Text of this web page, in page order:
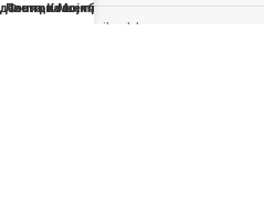
Филтри
Листа на желби
Кошничка
Мој профил